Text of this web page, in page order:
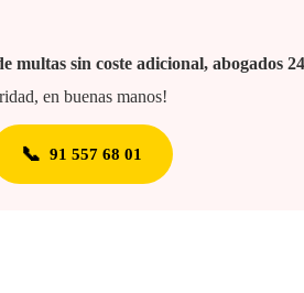
multas sin coste adicional, abogados
en buenas manos!
📞 91 557 68 01